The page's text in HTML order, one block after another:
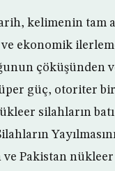
kelimenin tam
ve ekonomik
çöküşünden
güç, otoriter bir
silahların
ve Pakistan